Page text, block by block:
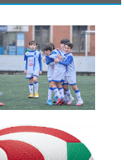
DE FOTOS